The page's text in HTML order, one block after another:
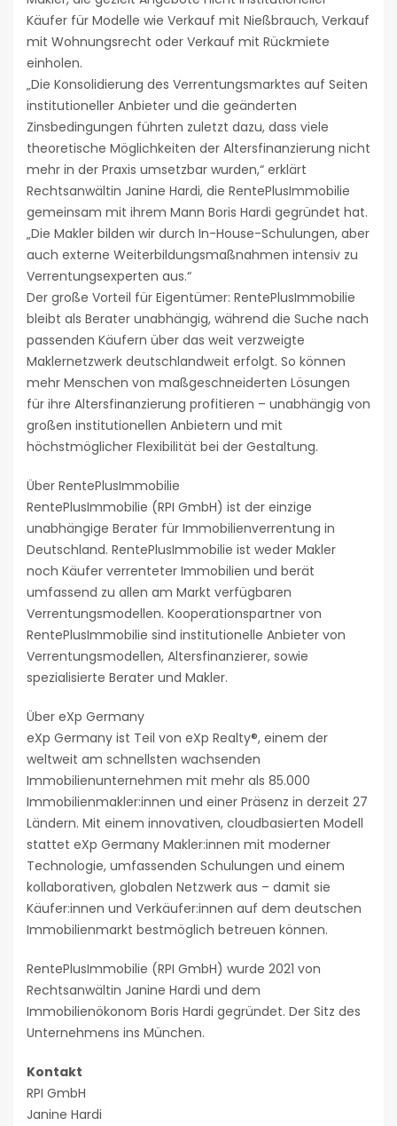
Käufer für Modelle wie Verkauf mit Nießbrauch, Verkauf
mit Wohnungsrecht oder Verkauf mit Rückmiete
einholen.
„Die Konsolidierung des Verrentungsmarktes auf Seiten
institutioneller Anbieter und die geänderten
Zinsbedingungen führten zuletzt dazu, dass viele
theoretische Möglichkeiten der Altersfinanzierung nicht
mehr in der Praxis umsetzbar wurden,“ erklärt
Rechtsanwältin Janine Hardi, die RentePlusImmobilie
gemeinsam mit ihrem Mann Boris Hardi gegründet hat.
„Die Makler bilden wir durch In-House-Schulungen, aber
auch externe Weiterbildungsmaßnahmen intensiv zu
Verrentungsexperten aus.“
Der große Vorteil für Eigentümer: RentePlusImmobilie
bleibt als Berater unabhängig, während die Suche nach
passenden Käufern über das weit verzweigte
Maklernetzwerk deutschlandweit erfolgt. So können
mehr Menschen von maßgeschneiderten Lösungen
für ihre Altersfinanzierung profitieren – unabhängig von
großen institutionellen Anbietern und mit
höchstmöglicher Flexibilität bei der Gestaltung.
Über RentePlusImmobilie
RentePlusImmobilie (RPI GmbH) ist der einzige
unabhängige Berater für Immobilienverrentung in
Deutschland. RentePlusImmobilie ist weder Makler
noch Käufer verrenteter Immobilien und berät
umfassend zu allen am Markt verfügbaren
Verrentungsmodellen. Kooperationspartner von
RentePlusImmobilie sind institutionelle Anbieter von
Verrentungsmodellen, Altersfinanzierer, sowie
spezialisierte Berater und Makler.
Über eXp Germany
eXp Germany ist Teil von eXp Realty®, einem der
weltweit am schnellsten wachsenden
Immobilienunternehmen mit mehr als 85.000
Immobilienmakler:innen und einer Präsenz in derzeit 27
Ländern. Mit einem innovativen, cloudbasierten Modell
stattet eXp Germany Makler:innen mit moderner
Technologie, umfassenden Schulungen und einem
kollaborativen, globalen Netzwerk aus – damit sie
Käufer:innen und Verkäufer:innen auf dem deutschen
Immobilienmarkt bestmöglich betreuen können.
RentePlusImmobilie (RPI GmbH) wurde 2021 von
Rechtsanwältin Janine Hardi und dem
Immobilienökonom Boris Hardi gegründet. Der Sitz des
Unternehmens ins München.
Kontakt
RPI GmbH
Janine Hardi